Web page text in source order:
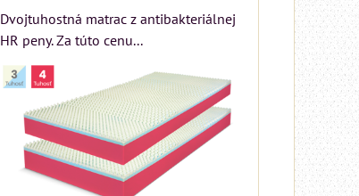
Dvojtuhostná matrac z antibakteriálnej
HR peny. Za túto cenu...